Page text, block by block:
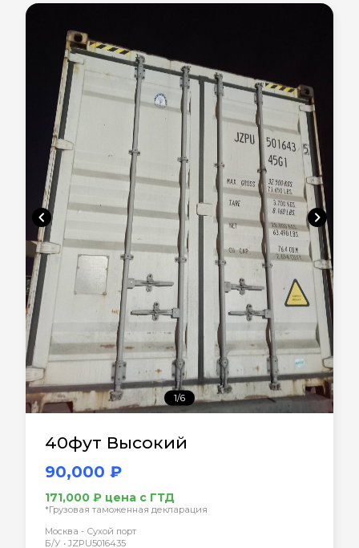
chevron_left chevron_right
1/6
40фут Высокий
90,000 ₽
171,000 ₽ цена с ГТД
*Грузовая таможенная декларация
Москва - Сухой порт
Б/У • JZPU5016435